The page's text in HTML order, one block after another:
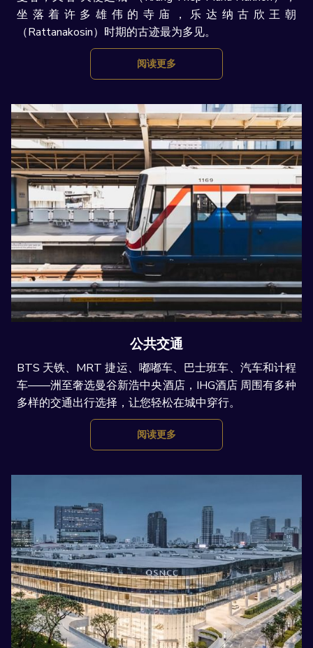
坐落着许多雄伟的寺庙，乐达纳古欣王朝
（Rattanakosin）时期的古迹最为多见。
阅读更多
公共交通
BTS 天铁、MRT 捷运、嘟嘟车、巴士班车、汽车和计程
车——洲至奢选曼谷新浩中央酒店，IHG酒店 周围有多种
多样的交通出行选择，让您轻松在城中穿行。
阅读更多